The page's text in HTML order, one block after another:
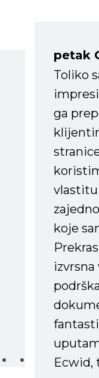
petak
Toliko
ga
koje
Ecwid,